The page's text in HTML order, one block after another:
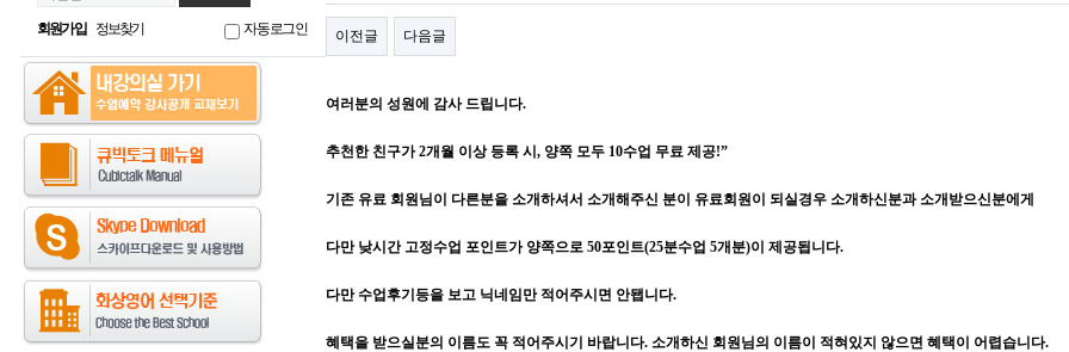
회원가입 정보찾기 자동로그인 이전글 다음글
여러분의 성원에 감사 드립니다.
추천한 친구가 2개월 이상 등록 시, 양쪽 모두 10수업 무료 제공!”
기존 유료 회원님이 다른분을 소개하셔서 소개해주신 분이 유료회원이 되실경우 소개하신분과 소개받으신분에게
다만 낮시간 고정수업 포인트가 양쪽으로 50포인트(25분수업 5개분)이 제공됩니다.
다만 수업후기등을 보고 닉네임만 적어주시면 안됍니다.
혜택을 받으실분의 이름도 꼭 적어주시기 바랍니다. 소개하신 회원님의 이름이 적혀있지 않으면 혜택이 어렵습니다.